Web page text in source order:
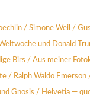
/ Simo­ne Weil /
und Donald
Birs / Aus mei­ner
/ Ralph Wal­do Emer­son
Gno­sis / Hel­ve­tia —